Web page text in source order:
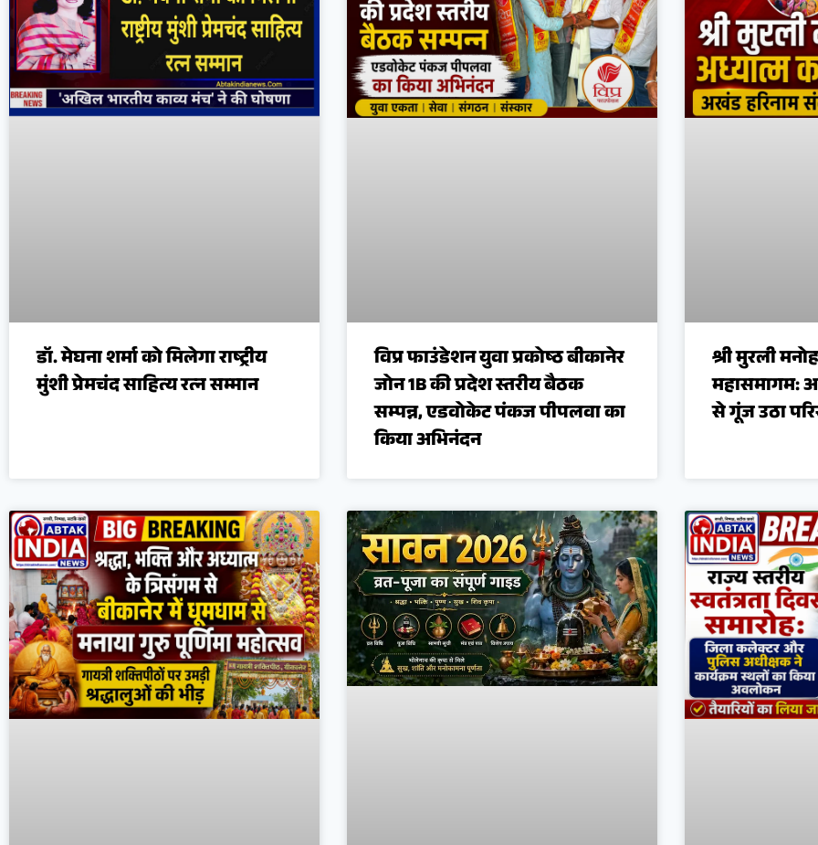
डॉ. मेघना शर्मा को मिलेगा राष्ट्रीय
मुंशी प्रेमचंद साहित्य रत्न सम्मान
विप्र फाउंडेशन युवा प्रकोष्ठ बीकानेर
जोन 1B की प्रदेश स्तरीय बैठक
सम्पन्न, एडवोकेट पंकज पीपलवा का
किया अभिनंदन
श्री मुरली
महासमागम:
से गूंज उठा